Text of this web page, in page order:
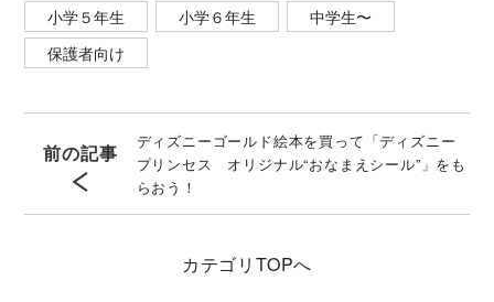
小学５年生 小学６年生
中学生〜
保護者向け
前の記事
ディズニーゴールド絵本を買って「ディズニー
プリンセス オリジナル“おなまえシール”」をも
らおう！
カテゴリ TOPへ